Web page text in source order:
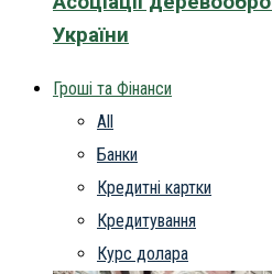
України
Гроші та Фінанси
All
Банки
Кредитні картки
Кредитування
Курс долара